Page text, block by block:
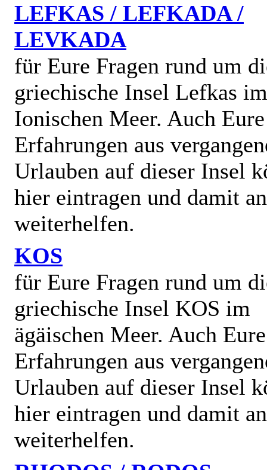
LEFKAS / LEFKADA /
LEVKADA
für Eure Fragen rund um
griechische Insel Lefkas im
Ionischen Meer. Auch Eure
Erfahrungen aus
Urlauben auf dieser Insel
hier eintragen und damit
weiterhelfen.
KOS
für Eure Fragen rund um
griechische Insel KOS im
ägäischen Meer. Auch Eure
Erfahrungen aus
Urlauben auf dieser Insel
hier eintragen und damit
weiterhelfen.